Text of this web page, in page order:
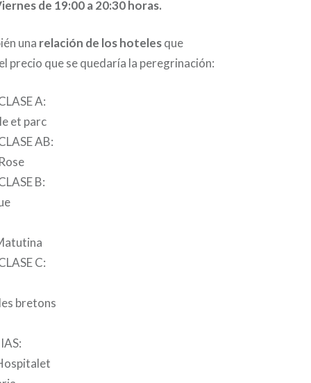
de 19:00 a 20:30 horas.
una relación de los hotelesque
precio que se quedaría la peregrinación:
A:
et parc
AB:
B:
C:
bretons